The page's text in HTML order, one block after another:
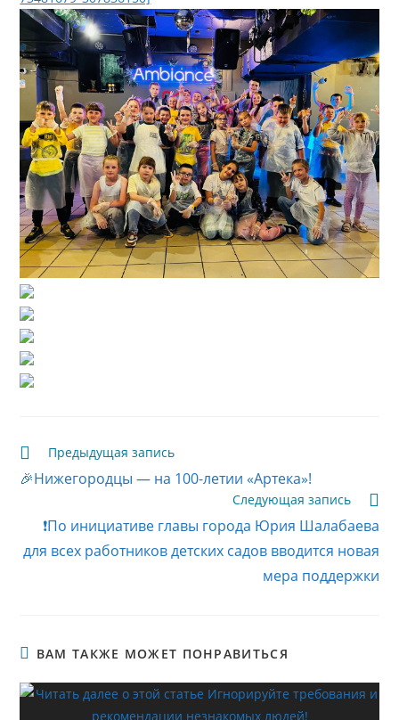
Читать
статьи
Предыдущая запись
🎉Нижегородцы — на 100-летии «Артека»!
Следующая запись
❗По инициативе главы города Юрия Шалабаева
для всех работников детских садов вводится новая
мера поддержки
ВАМ ТАКЖЕ МОЖЕТ ПОНРАВИТЬСЯ